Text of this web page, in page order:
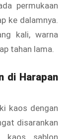
permukaan
ke dalamnya.
kali, warna
tahan lama.
di Harapan
kaos dengan
disarankan
kaos sablon